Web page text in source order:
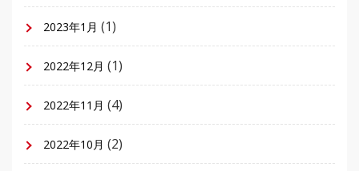
2023年1月 (1)
2022年12月 (1)
2022年11月 (4)
2022年10月 (2)